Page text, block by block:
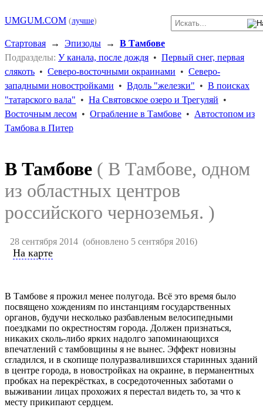
UMGUM.COM (лучше)
Стартовая → Эпизоды → В Тамбове
Подразделы: У канала, после дождя • Первый снег, первая
слякоть • Северо-восточными окраинами • Северо-
западными новостройками • Вдоль "железки" • В поисках
"татарского вала" • На Святовское озеро и Трегуляй •
Восточным лесом • Ограбление в Тамбове • Автостопом из
Тамбова в Питер
В Тамбове ( В Тамбове, одном
из областных центров
российского черноземья. )
28 сентября 2014(обновлено 5 сентября 2016)
На карте
В Тамбове я прожил менее полугода. Всё это время было
посвящено хождениям по инстанциям государственных
органов, будучи несколько разбавленым велосипедными
поездками по окрестностям города. Должен признаться,
никаких сколь-либо ярких надолго запоминающихся
впечатлений с тамбовщины я не вынес. Эффект новизны
сгладился, и в скопище полуразвалившихся старинных зданий
в центре города, в новостройках на окраине, в перманентных
пробках на перекрёстках, в сосредоточенных заботами о
выживании лицах прохожих я перестал видеть то, за что к
месту прикипают сердцем.